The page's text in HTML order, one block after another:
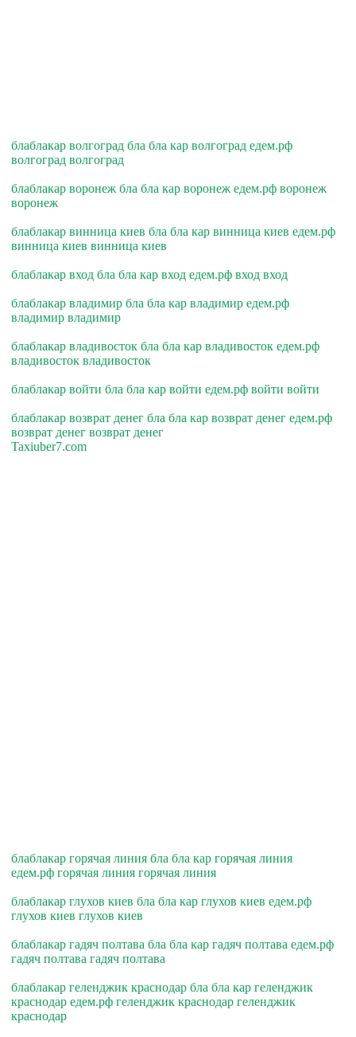
блаблакар волгоград бла бла кар волгоград едем.рф
волгоград волгоград
блаблакар воронеж бла бла кар воронеж едем.рф воронеж
воронеж
блаблакар винница киев бла бла кар винница киев едем.рф
винница киев винница киев
блаблакар вход бла бла кар вход едем.рф вход вход
блаблакар владимир бла бла кар владимир едем.рф
владимир владимир
блаблакар владивосток бла бла кар владивосток едем.рф
владивосток владивосток
блаблакар войти бла бла кар войти едем.рф войти войти
блаблакар возврат денег бла бла кар возврат денег едем.рф
возврат денег возврат денег
Taxiuber7.com
блаблакар горячая линия бла бла кар горячая линия
едем.рф горячая линия горячая линия
блаблакар глухов киев бла бла кар глухов киев едем.рф
глухов киев глухов киев
блаблакар гадяч полтава бла бла кар гадяч полтава едем.рф
гадяч полтава гадяч полтава
блаблакар геленджик краснодар бла бла кар геленджик
краснодар едем.рф геленджик краснодар геленджик
краснодар